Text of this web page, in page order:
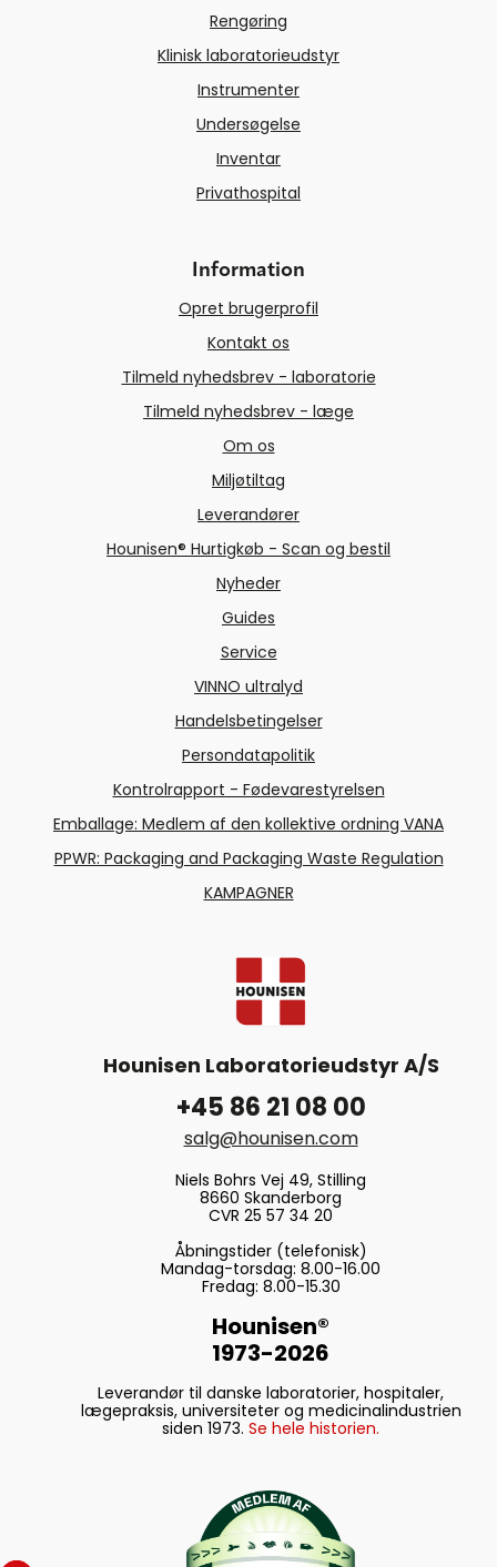
Rengøring
Klinisk laboratorieudstyr
Instrumenter
Undersøgelse
Inventar
Privathospital
Information
Opret brugerprofil
Kontakt os
Tilmeld nyhedsbrev - laboratorie
Tilmeld nyhedsbrev - læge
Om os
Miljøtiltag
Leverandører
Hounisen® Hurtigkøb - Scan og bestil
Nyheder
Guides
Service
VINNO ultralyd
Handelsbetingelser
Persondatapolitik
Kontrolrapport - Fødevarestyrelsen
Emballage: Medlem af den kollektive ordning VANA
PPWR: Packaging and Packaging Waste Regulation
KAMPAGNER
Hounisen Laboratorieudstyr A/S
+45 86 21 08 00
salg@hounisen.com
Niels Bohrs Vej 49, Stilling
8660 Skanderborg
CVR 25 57 34 20
Åbningstider (telefonisk)
Mandag-torsdag: 8.00-16.00
Fredag: 8.00-15.30
Hounisen®
1973-2026
Leverandør til danske laboratorier, hospitaler,
lægepraksis, universiteter og medicinalindustrien
siden 1973. Se hele historien.